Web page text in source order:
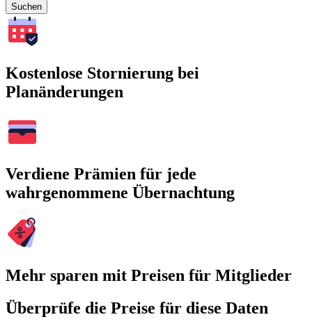
Suchen
Kostenlose Stornierung bei
Planänderungen
Verdiene Prämien für jede
wahrgenommene Übernachtung
Mehr sparen mit Preisen für Mitglieder
Überprüfe die Preise für diese Daten